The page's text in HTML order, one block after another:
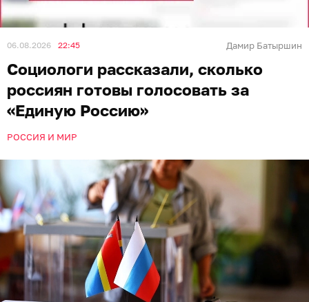
06.08.2026 22:45 Дамир Батыршин
Социологи рассказали, сколько
россиян готовы голосовать за
«Единую Россию»
РОССИЯ И МИР